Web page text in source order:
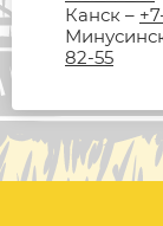
Канск –
82-55